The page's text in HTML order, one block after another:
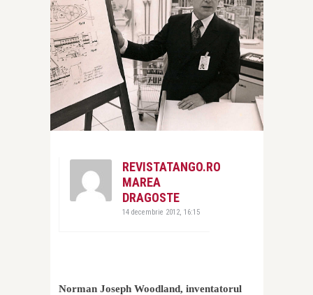
REVISTATANGO.RO
MAREA
DRAGOSTE
14 decembrie 2012, 16:15
Norman Joseph Woodland, inventatorul